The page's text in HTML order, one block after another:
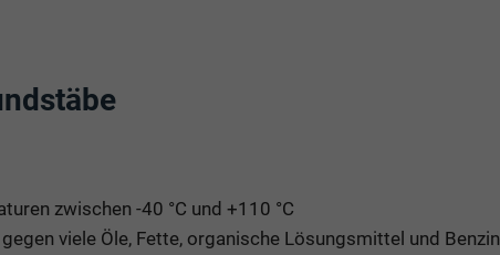
zwischen -40 °C und +110 °C
viele Öle, Fette, organische Lösungsmittel und Benzin